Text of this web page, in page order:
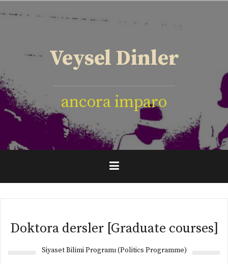
geç
Veysel Dinler
ancora imparo
Doktora dersler [Graduate courses]
Siyaset Bilimi Programı (Politics Programme)